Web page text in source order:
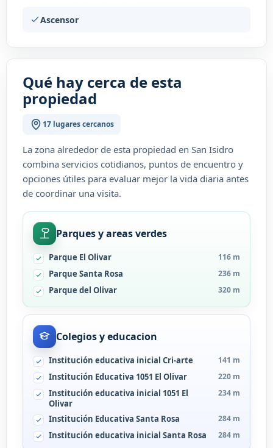
Ascensor
Qué hay cerca de esta
propiedad
17 lugares cercanos
La zona alrededor de esta propiedad en San Isidro
combina servicios cotidianos, puntos de encuentro y
opciones útiles para evaluar mejor la vida diaria antes
de coordinar una visita.
Parques y areas verdes
Parque El Olivar 116 m
Parque Santa Rosa 236 m
Parque del Olivar 320 m
Colegios y educacion
Institución educativa inicial Cri-arte 141 m
Institución Educativa 1051 El Olivar 220 m
Institución educativa inicial 1051 El
Olivar
234 m
Institución Educativa Santa Rosa 284 m
Institución educativa inicial Santa Rosa 284 m